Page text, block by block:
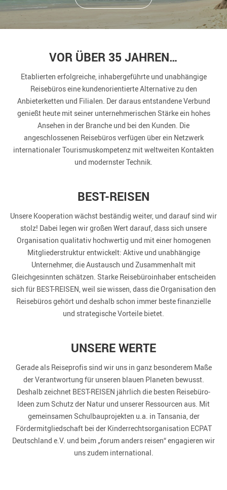
VOR ÜBER 35 JAHREN…
Etablierten erfolgreiche, inhabergeführte und unabhängige
Reisebüros eine kundenorientierte Alternative zu den
Anbieterketten und Filialen. Der daraus entstandene Verbund
genießt heute mit seiner unternehmerischen Stärke ein hohes
Ansehen in der Branche und bei den Kunden. Die
angeschlossenen Reisebüros verfügen über ein Netzwerk
internationaler Tourismuskompetenz mit weltweiten Kontakten
und modernster Technik.
BEST-REISEN
Unsere Kooperation wächst beständig weiter, und darauf sind wir
stolz! Dabei legen wir großen Wert darauf, dass sich unsere
Organisation qualitativ hochwertig und mit einer homogenen
Mitgliederstruktur entwickelt: Aktive und unabhängige
Unternehmer, die Austausch und Zusammenhalt mit
Gleichgesinnten schätzen. Starke Reisebüroinhaber entscheiden
sich für BEST-REISEN, weil sie wissen, dass die Organisation den
Reisebüros gehört und deshalb schon immer beste finanzielle
und strategische Vorteile bietet.
UNSERE WERTE
Gerade als Reiseprofis sind wir uns in ganz besonderem Maße
der Verantwortung für unseren blauen Planeten bewusst.
Deshalb zeichnet BEST-REISEN jährlich die besten Reisebüro-
Ideen zum Schutz der Natur und unserer Ressourcen aus. Mit
gemeinsamen Schulbauprojekten u.a. in Tansania, der
Fördermitgliedschaft bei der Kinderrechtsorganisation ECPAT
Deutschland e.V. und beim „forum anders reisen“ engagieren wir
uns zudem international.